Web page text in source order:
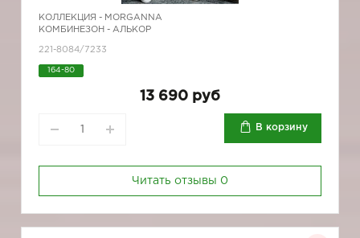
КОЛЛЕКЦИЯ - MORGANNA
КОМБИНЕЗОН - АЛЬКОР
221-8084/7233
164-80
13 690 руб
В корзину
Читать отзывы 0